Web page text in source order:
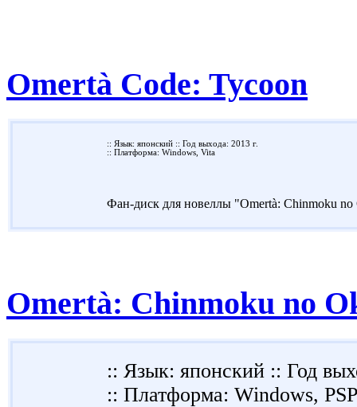
Omertà Code: Tycoon
:: Язык: японский :: Год выхода: 2013 г.
:: Платформа: Windows, Vita
Фан-диск для новеллы "Omertà: Chinmoku
Omertà: Chinmoku no
:: Язык: японский :: Год
:: Платформа: Windows, PSP